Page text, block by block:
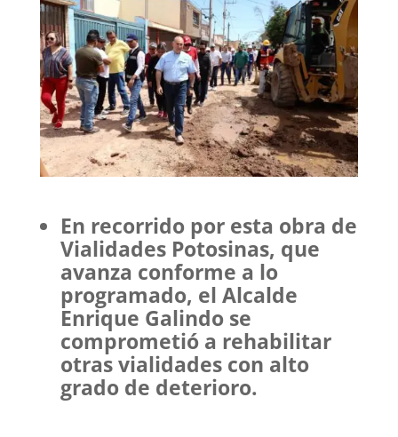
En recorrido por esta obra de
Vialidades Potosinas, que
avanza conforme a lo
programado, el Alcalde
Enrique Galindo se
comprometió a rehabilitar
otras vialidades con alto
grado de deterioro.